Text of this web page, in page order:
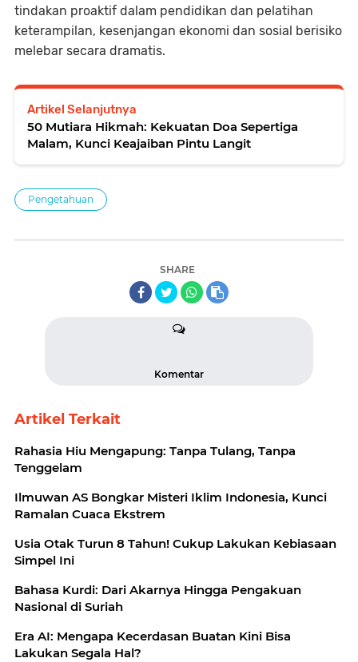
tindakan proaktif dalam pendidikan dan pelatihan
keterampilan, kesenjangan ekonomi dan sosial berisiko
melebar secara dramatis.
Artikel Selanjutnya
50 Mutiara Hikmah: Kekuatan Doa Sepertiga
Malam, Kunci Keajaiban Pintu Langit
Pengetahuan
SHARE
Komentar
Artikel Terkait
Rahasia Hiu Mengapung: Tanpa Tulang, Tanpa
Tenggelam
Ilmuwan AS Bongkar Misteri Iklim Indonesia, Kunci
Ramalan Cuaca Ekstrem
Usia Otak Turun 8 Tahun! Cukup Lakukan Kebiasaan
Simpel Ini
Bahasa Kurdi: Dari Akarnya Hingga Pengakuan
Nasional di Suriah
Era AI: Mengapa Kecerdasan Buatan Kini Bisa
Lakukan Segala Hal?